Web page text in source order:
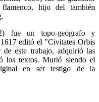
hijo del también
fue un topo-geógrafo y
editó el "Civitates Orbis
este trabajo, adquirió las
los textos. Murió siendo el
en ser testigo de la